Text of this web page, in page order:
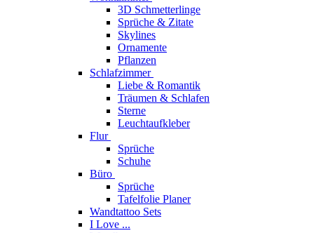
3D Schmetterlinge
Sprüche & Zitate
Skylines
Ornamente
Pflanzen
Schlafzimmer
Liebe & Romantik
Träumen & Schlafen
Sterne
Leuchtaufkleber
Flur
Sprüche
Schuhe
Büro
Sprüche
Tafelfolie Planer
Wandtattoo Sets
I Love ...